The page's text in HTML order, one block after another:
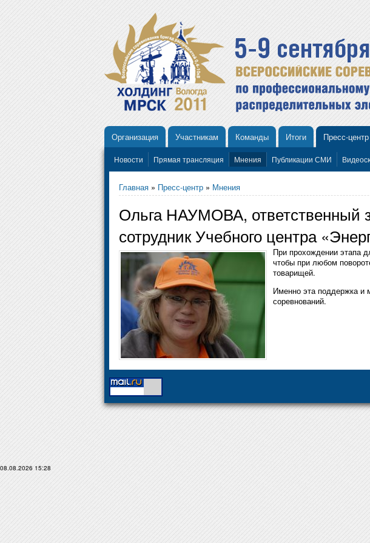
Организация Участникам Команды Итоги Пресс-центр
Новости Прямая трансляция Мнения Публикации СМИ
Главная » Пресс-центр » Мнения
Ольга НАУМОВА, ответственный
сотрудник Учебного центра
При прохождении этапа
чтобы при любом
товарищей.
Именно эта поддержка и
соревнований.
08.08.2026 15:28